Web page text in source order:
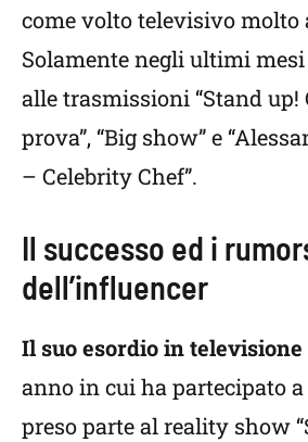
come volto televisivo molto
Solamente negli ultimi
alle trasmissioni “Stand
prova”, “Big show” e
– Celebrity Chef”.
Il successo ed i
dell’influencer
Il suo esordio in televisione
anno in cui ha partecipato a
preso parte al reality show